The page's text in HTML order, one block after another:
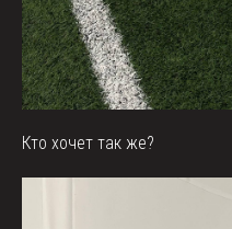
Кто хочет так же?